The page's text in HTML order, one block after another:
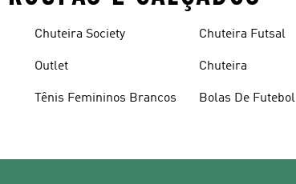
Chuteira Society
Outlet
Tênis Femininos Brancos
Chuteira Futsal
Chuteira
Bolas De Futebol